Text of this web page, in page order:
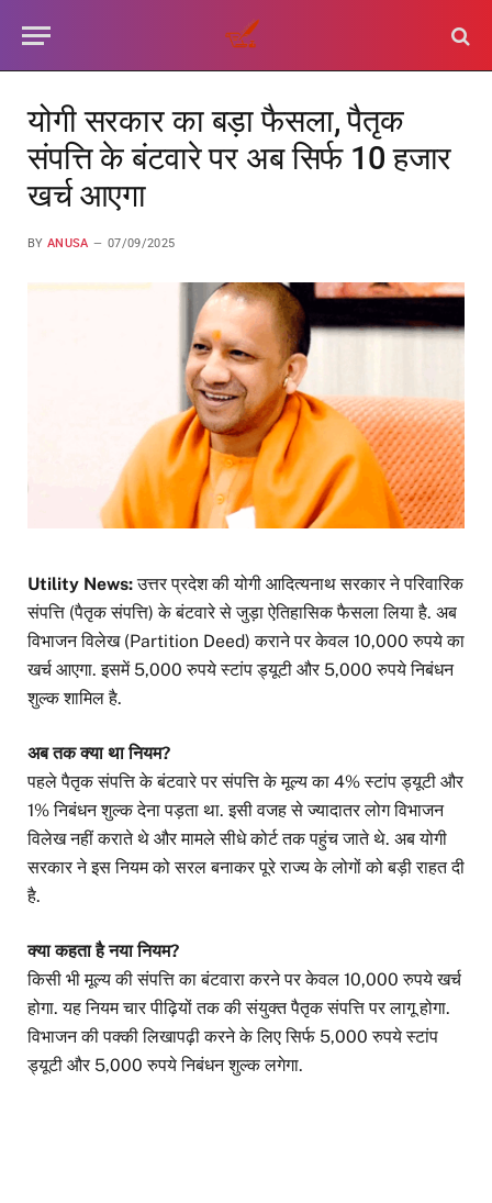
योगी सरकार का बड़ा फैसला, पैतृक
संपत्ति के बंटवारे पर अब सिर्फ 10 हजार
खर्च आएगा
BY ANUSA 07/09/2025
Utility News:उत्तर प्रदेश की योगी आदित्यनाथ सरकार ने परिवारिक
संपत्ति (पैतृक संपत्ति) के बंटवारे से जुड़ा ऐतिहासिक फैसला लिया है. अब
विभाजन विलेख (Partition Deed) कराने पर केवल 10,000 रुपये का
खर्च आएगा. इसमें 5,000 रुपये स्टांप ड्यूटी और 5,000 रुपये निबंधन
शुल्क शामिल है.
अब तक क्या था नियम?
पहले पैतृक संपत्ति के बंटवारे पर संपत्ति के मूल्य का 4% स्टांप ड्यूटी और
1% निबंधन शुल्क देना पड़ता था. इसी वजह से ज्यादातर लोग विभाजन
विलेख नहीं कराते थे और मामले सीधे कोर्ट तक पहुंच जाते थे. अब योगी
सरकार ने इस नियम को सरल बनाकर पूरे राज्य के लोगों को बड़ी राहत दी
है.
क्या कहता है नया नियम?
किसी भी मूल्य की संपत्ति का बंटवारा करने पर केवल 10,000 रुपये खर्च
होगा. यह नियम चार पीढ़ियों तक की संयुक्त पैतृक संपत्ति पर लागू होगा.
विभाजन की पक्की लिखापढ़ी करने के लिए सिर्फ 5,000 रुपये स्टांप
ड्यूटी और 5,000 रुपये निबंधन शुल्क लगेगा.